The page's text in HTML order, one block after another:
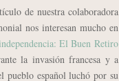
de nuestra colaboradora
nos interesan mucho en
El Buen Retiro
la invasión francesa y a
pueblo español luchó por su